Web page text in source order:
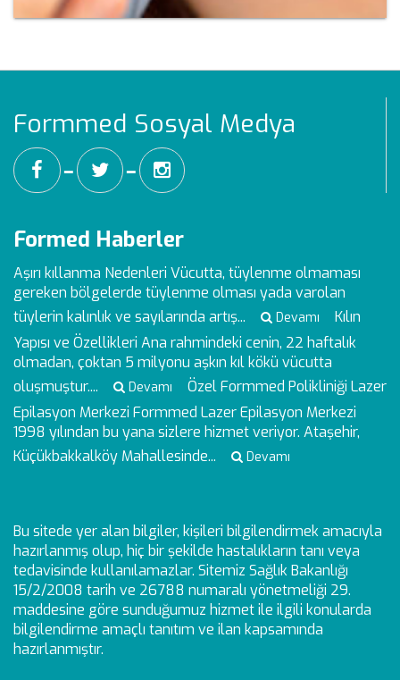
Formmed Sosyal Medya
━ ━
Formed Haberler
Aşırı kıllanma Nedenleri Vücutta, tüylenme olmaması
gereken bölgelerde tüylenme olması yada varolan
tüylerin kalınlık ve sayılarında artış...
Devamı
Kılın
Yapısı ve Özellikleri Ana rahmindeki cenin, 22 haftalık
olmadan, çoktan 5 milyonu aşkın kıl kökü vücutta
oluşmuştur....
Devamı
Özel Formmed Polikliniği Lazer
Epilasyon Merkezi Formmed Lazer Epilasyon Merkezi
1998 yılından bu yana sizlere hizmet veriyor. Ataşehir,
Küçükbakkalköy Mahallesinde...
Devamı
Bu sitede yer alan bilgiler, kişileri bilgilendirmek amacıyla
hazırlanmış olup, hiç bir şekilde hastalıkların tanı veya
tedavisinde kullanılamazlar. Sitemiz Sağlık Bakanlığı
15/2/2008 tarih ve 26788 numaralı yönetmeliği 29.
maddesine göre sunduğumuz hizmet ile ilgili konularda
bilgilendirme amaçlı tanıtım ve ilan kapsamında
hazırlanmıştır.